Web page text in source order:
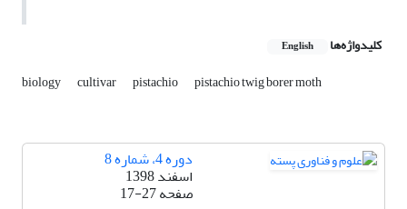
کلیدواژه‌ها English
biology cultivar pistachio pistachio twig borer moth
دوره 4، شماره 8
اسفند 1398
صفحه17-27